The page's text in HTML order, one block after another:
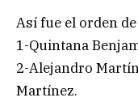
Así fue el orden
1-Quintana
2-Alejandro
Martínez.